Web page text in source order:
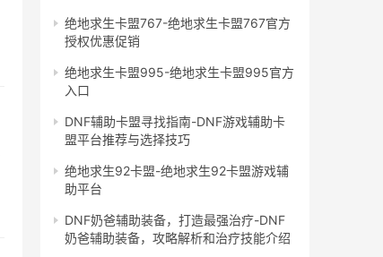
绝地求生卡盟767-绝地求生卡盟767官方
授权优惠促销
绝地求生卡盟995-绝地求生卡盟995官方
入口
DNF辅助卡盟寻找指南-DNF游戏辅助卡
盟平台推荐与选择技巧
绝地求生92卡盟-绝地求生92卡盟游戏辅
助平台
DNF奶爸辅助装备，打造最强治疗-DNF
奶爸辅助装备，攻略解析和治疗技能介绍